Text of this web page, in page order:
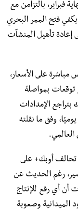
فبراير، بالتزامن مع
فتح الممر البحري
إعادة تأهيل المنشآت
مباشرة على الأسعار،
للبرميل، مع توقعات بمواصلة
بتراجع الإمدادات
و15 مليون برميل يوميًا، وفق ما نقلته
تحالف أوبك+ على
رغم الحديث عن
أن أي رفع للإنتاج
الميدانية وصعوبة